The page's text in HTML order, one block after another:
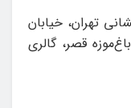
تهران، خیابان
قصر، گالری